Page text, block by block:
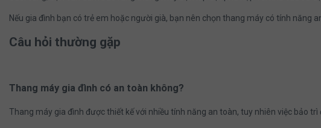
Nếu gia đình bạn có trẻ em hoặc người già, bạn nên chọn thang máy có tính năng
Câu hỏi thường gặp
Thang máy gia đình có an toàn không?
Thang máy gia đình được thiết kế với nhiều tính năng an toàn, tuy nhiên việc bảo trì